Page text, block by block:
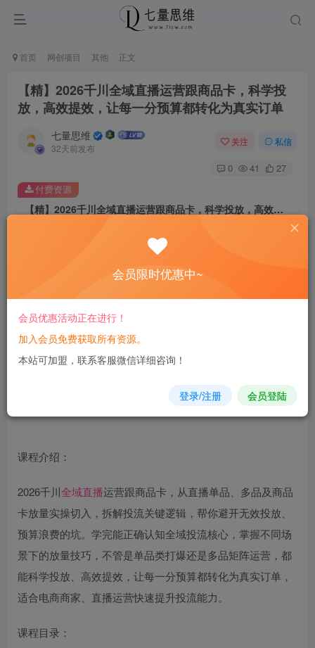
首页 网创项目 其他 正文
【精】2026千川全域直播运营跟商品卡，科学投
放，高效提效，让每一分预算都转化为真实订单
七量思维
32天前发布
关注 私信
0 41 27
【精】2026千川全域直播运营跟商品卡，科学投放，高效提效，让每一分预算都转化为真实订单
8.8
免费
您当前未登录！建议登陆后购买，可保存购买订单
付费资源
课程介绍：
2026千川全域直播运营跟商品卡，从直播单品、多品及商品
卡放量实操切入，拆解投流关键逻辑，帮你避开无效投放、
预算浪费的坑。学完能正确认知全域投流核心，掌握不同场
景下的放量技巧，不管是单品类打爆还是多品矩阵运营，都
能科学投放、高效提效，让每一分预算都转化为真实订单，
适合电商商家、直播运营快速提升投流能力。
课程目录：
会员限时优惠中~
会员优惠活动正在进行！
加入会员免费获取所有资源。
本站可加盟，联系客服微信详细咨询！
登录/注册 会员登陆